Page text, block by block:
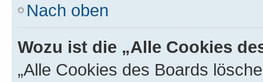
Nach oben
Wozu ist die „Alle Cookies
„Alle Cookies des Boards